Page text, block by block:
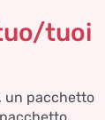
tuoi
un pacchetto